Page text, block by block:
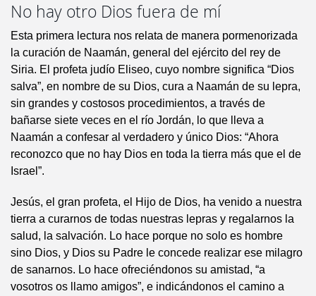
No hay otro Dios fuera de mí
Esta primera lectura nos relata de manera pormenorizada
la curación de Naamán, general del ejército del rey de
Siria. El profeta judío Eliseo, cuyo nombre significa “Dios
salva”, en nombre de su Dios, cura a Naamán de su lepra,
sin grandes y costosos procedimientos, a través de
bañarse siete veces en el río Jordán, lo que lleva a
Naamán a confesar al verdadero y único Dios: “Ahora
reconozco que no hay Dios en toda la tierra más que el de
Israel”.
Jesús, el gran profeta, el Hijo de Dios, ha venido a nuestra
tierra a curarnos de todas nuestras lepras y regalarnos la
salud, la salvación. Lo hace porque no solo es hombre
sino Dios, y Dios su Padre le concede realizar ese milagro
de sanarnos. Lo hace ofreciéndonos su amistad, “a
vosotros os llamo amigos”, e indicándonos el camino a